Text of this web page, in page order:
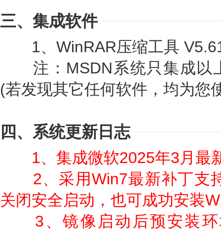
三、集成软件
1、WinRAR压缩工具
注：MSDN系统只集成以
(若发现其它任何软件，均为您
四、系统更新日志
1、集成微软2025年3月最
2、采用Win7最新补丁支
关闭安全启动，也可成功安装
3、镜像启动后预安装